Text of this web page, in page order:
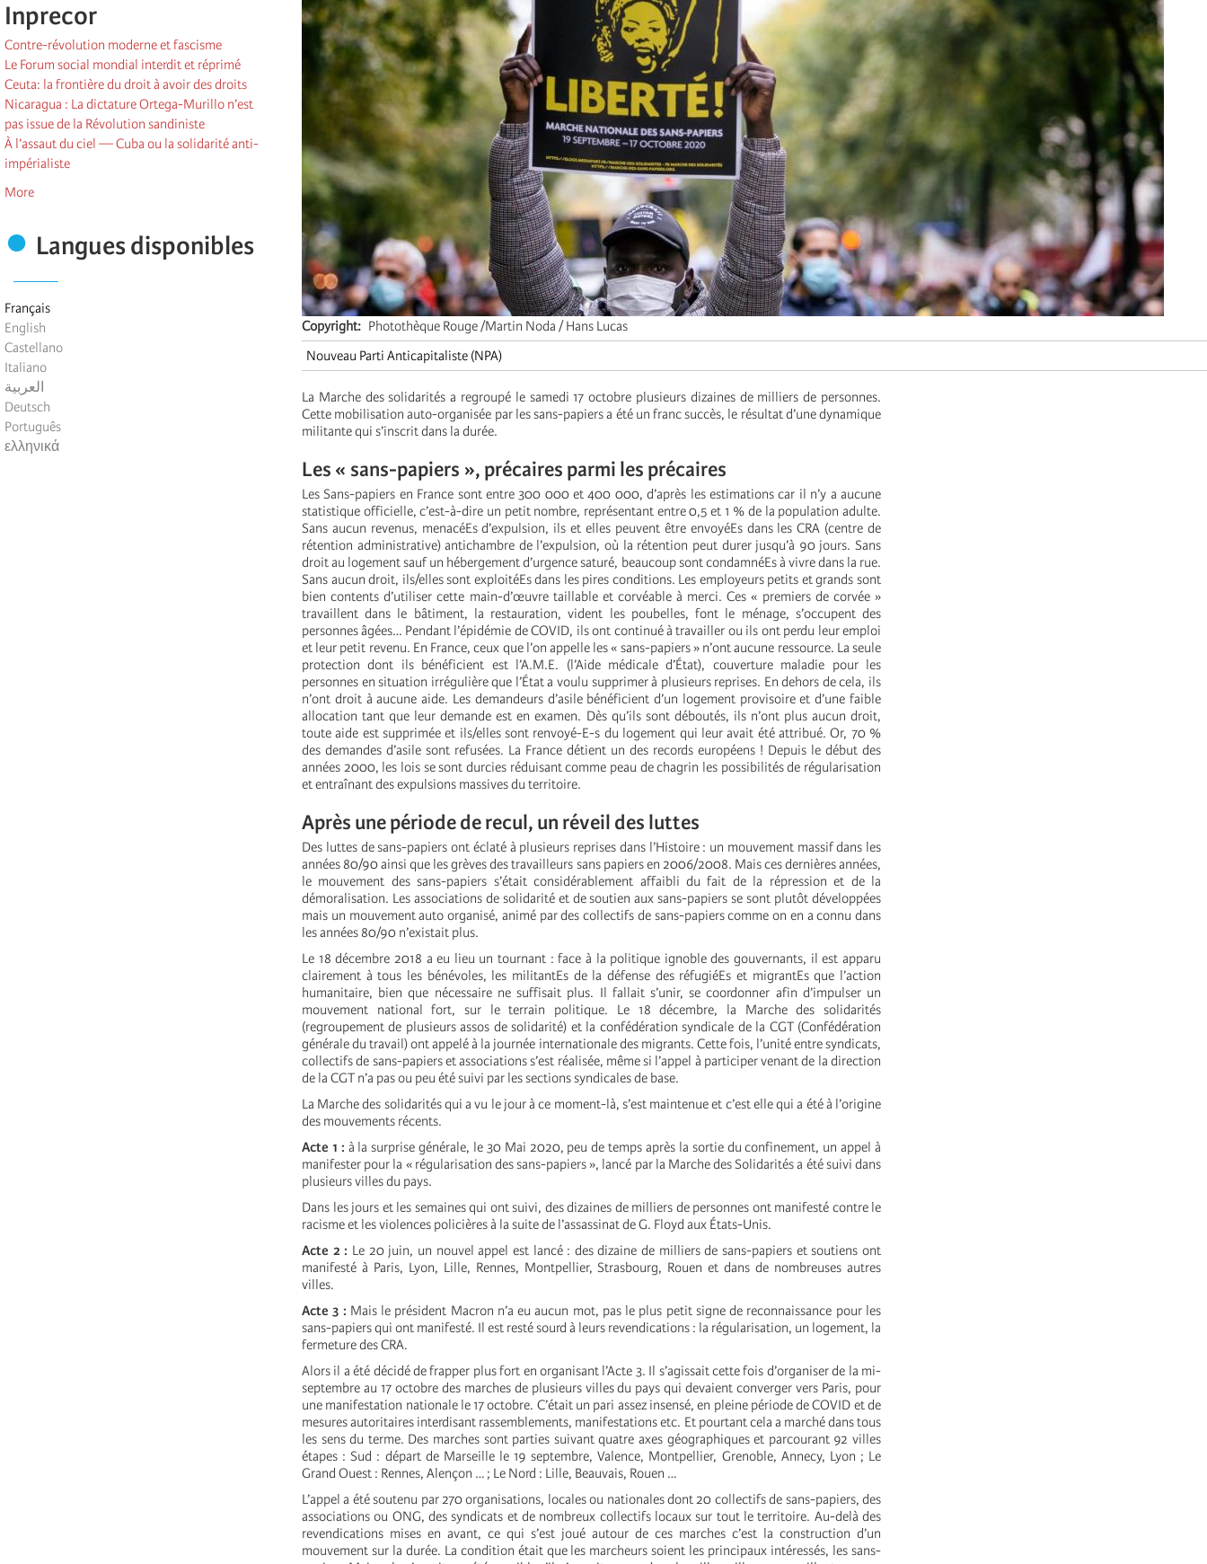
Inprecor
Contre-révolution moderne et fascisme
Le Forum social mondial interdit et réprimé
Ceuta: la frontière du droit à avoir des droits
Nicaragua : La dictature Ortega-Murillo n’est
pas issue de la Révolution sandiniste
À l’assaut du ciel — Cuba ou la solidarité anti-
impérialiste
More
Langues disponibles
Français
English
Castellano
Italiano
العربية
Deutsch
Português
ελληνικά
Copyright
Photothèque Rouge /Martin Noda / Hans Lucas
Nouveau Parti Anticapitaliste (NPA)
La Marche des solidarités a regroupé le samedi 17 octobre plusieurs dizaines de milliers de personnes.
Cette mobilisation auto-organisée par les sans-papiers a été un franc succès, le résultat d’une dynamique
militante qui s’inscrit dans la durée.
Les « sans-papiers », précaires parmi les précaires
Les Sans-papiers en France sont entre 300 000 et 400 000, d’après les estimations car il n’y a aucune
statistique officielle, c’est-à-dire un petit nombre, représentant entre 0,5 et 1 % de la population adulte.
Sans aucun revenus, menacéEs d’expulsion, ils et elles peuvent être envoyéEs dans les CRA (centre de
rétention administrative) antichambre de l’expulsion, où la rétention peut durer jusqu’à 90 jours. Sans
droit au logement sauf un hébergement d’urgence saturé, beaucoup sont condamnéEs à vivre dans la rue.
Sans aucun droit, ils/elles sont exploitéEs dans les pires conditions. Les employeurs petits et grands sont
bien contents d’utiliser cette main-d’œuvre taillable et corvéable à merci. Ces « premiers de corvée »
travaillent dans le bâtiment, la restauration, vident les poubelles, font le ménage, s’occupent des
personnes âgées… Pendant l’épidémie de COVID, ils ont continué à travailler ou ils ont perdu leur emploi
et leur petit revenu. En France, ceux que l’on appelle les « sans-papiers » n’ont aucune ressource. La seule
protection dont ils bénéficient est l’A.M.E. (l’Aide médicale d’État), couverture maladie pour les
personnes en situation irrégulière que l’État a voulu supprimer à plusieurs reprises. En dehors de cela, ils
n’ont droit à aucune aide. Les demandeurs d’asile bénéficient d’un logement provisoire et d’une faible
allocation tant que leur demande est en examen. Dès qu’ils sont déboutés, ils n’ont plus aucun droit,
toute aide est supprimée et ils/elles sont renvoyé-E-s du logement qui leur avait été attribué. Or, 70 %
des demandes d’asile sont refusées. La France détient un des records européens ! Depuis le début des
années 2000, les lois se sont durcies réduisant comme peau de chagrin les possibilités de régularisation
et entraînant des expulsions massives du territoire.
Après une période de recul, un réveil des luttes
Des luttes de sans-papiers ont éclaté à plusieurs reprises dans l’Histoire : un mouvement massif dans les
années 80/90 ainsi que les grèves des travailleurs sans papiers en 2006/2008. Mais ces dernières années,
le mouvement des sans-papiers s’était considérablement affaibli du fait de la répression et de la
démoralisation. Les associations de solidarité et de soutien aux sans-papiers se sont plutôt développées
mais un mouvement auto organisé, animé par des collectifs de sans-papiers comme on en a connu dans
les années 80/90 n’existait plus.
Le 18 décembre 2018 a eu lieu un tournant : face à la politique ignoble des gouvernants, il est apparu
clairement à tous les bénévoles, les militantEs de la défense des réfugiéEs et migrantEs que l’action
humanitaire, bien que nécessaire ne suffisait plus. Il fallait s’unir, se coordonner afin d’impulser un
mouvement national fort, sur le terrain politique. Le 18 décembre, la Marche des solidarités
(regroupement de plusieurs assos de solidarité) et la confédération syndicale de la CGT (Confédération
générale du travail) ont appelé à la journée internationale des migrants. Cette fois, l’unité entre syndicats,
collectifs de sans-papiers et associations s’est réalisée, même si l’appel à participer venant de la direction
de la CGT n’a pas ou peu été suivi par les sections syndicales de base.
La Marche des solidarités qui a vu le jour à ce moment-là, s’est maintenue et c’est elle qui a été à l’origine
des mouvements récents.
Acte 1 : à la surprise générale, le 30 Mai 2020, peu de temps après la sortie du confinement, un appel à
manifester pour la « régularisation des sans-papiers », lancé par la Marche des Solidarités a été suivi dans
plusieurs villes du pays.
Dans les jours et les semaines qui ont suivi, des dizaines de milliers de personnes ont manifesté contre le
racisme et les violences policières à la suite de l’assassinat de G. Floyd aux États-Unis.
Acte 2 : Le 20 juin, un nouvel appel est lancé : des dizaine de milliers de sans-papiers et soutiens ont
manifesté à Paris, Lyon, Lille, Rennes, Montpellier, Strasbourg, Rouen et dans de nombreuses autres
villes.
Acte 3 : Mais le président Macron n’a eu aucun mot, pas le plus petit signe de reconnaissance pour les
sans-papiers qui ont manifesté. Il est resté sourd à leurs revendications : la régularisation, un logement, la
fermeture des CRA.
Alors il a été décidé de frapper plus fort en organisant l’Acte 3. Il s’agissait cette fois d’organiser de la mi-
septembre au 17 octobre des marches de plusieurs villes du pays qui devaient converger vers Paris, pour
une manifestation nationale le 17 octobre. C’était un pari assez insensé, en pleine période de COVID et de
mesures autoritaires interdisant rassemblements, manifestations etc. Et pourtant cela a marché dans tous
les sens du terme. Des marches sont parties suivant quatre axes géographiques et parcourant 92 villes
étapes : Sud : départ de Marseille le 19 septembre, Valence, Montpellier, Grenoble, Annecy, Lyon ; Le
Grand Ouest : Rennes, Alençon … ; Le Nord : Lille, Beauvais, Rouen …
L’appel a été soutenu par 270 organisations, locales ou nationales dont 20 collectifs de sans-papiers, des
associations ou ONG, des syndicats et de nombreux collectifs locaux sur tout le territoire. Au-delà des
revendications mises en avant, ce qui s’est joué autour de ces marches c’est la construction d’un
mouvement sur la durée. La condition était que les marcheurs soient les principaux intéressés, les sans-